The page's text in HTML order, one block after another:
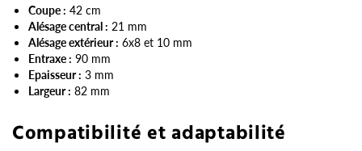
Coupe : 42 cm
Alésage central : 21 mm
Alésage extérieur : 6x8 et 10 mm
Entraxe : 90 mm
Epaisseur : 3 mm
Largeur : 82 mm
Compatibilité et adaptabilité